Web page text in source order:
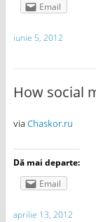
Email
iunie 5, 2012
How social
viaChaskor.ru
Dă mai departe:
Email
aprilie 13, 2012